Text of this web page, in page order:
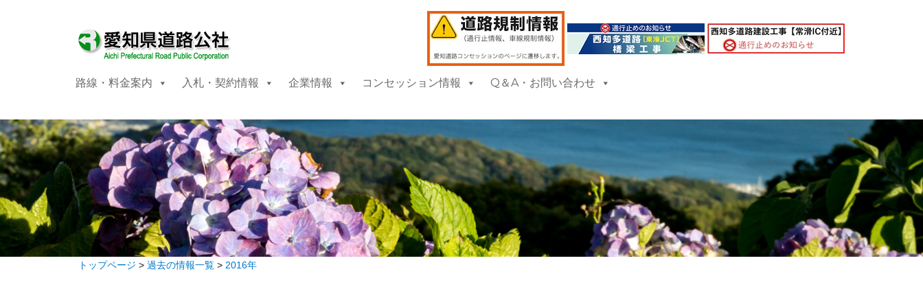
路線・料金案内 入札・契約情報 企業情報 コンセッション情報 Q＆A・お問い合わせ
トップページ > 過去の情報一覧> 2016年